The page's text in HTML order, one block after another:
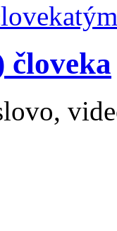
človeka